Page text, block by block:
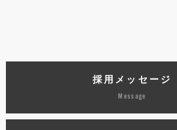
採用メッセージ
Message